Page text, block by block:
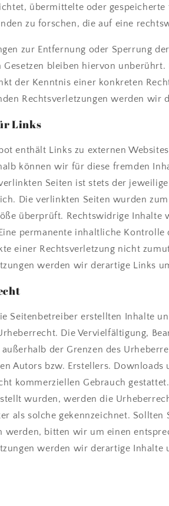
übermittelte oder
zu forschen, die auf eine
zur Entfernung oder Sperrung
Gesetzen bleiben hiervon
der Kenntnis einer konkreten
Rechtsverletzungen werden wir
Links
enthält Links zu externen
können wir für diese fremden
Seiten ist stets der
Die verlinkten Seiten wurden
überprüft. Rechtswidrige Inhalte
permanente inhaltliche
einer Rechtsverletzung nicht
werden wir derartige Links
Seitenbetreiber erstellten Inhalte
Die Vervielfältigung,
der Grenzen des
Autors bzw. Erstellers.
kommerziellen Gebrauch
wurden, werden die
als solche gekennzeichnet.
werden, bitten wir um einen
werden wir derartige Inhalte